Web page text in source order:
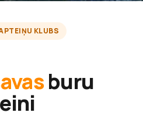
KLUBS
buru